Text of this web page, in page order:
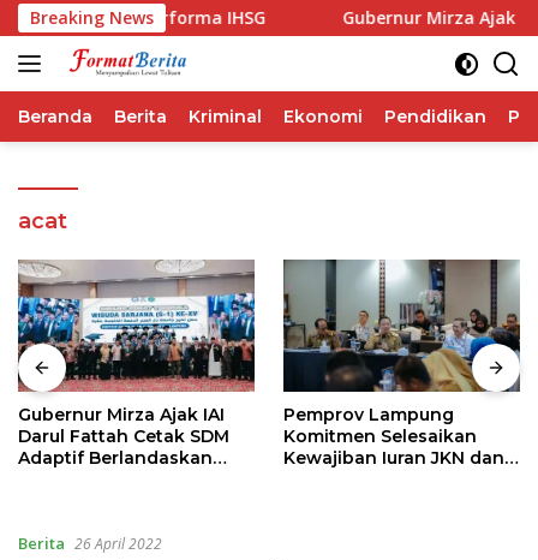
Langsung
ke
konten
Breaking News
Ungguli Performa IHSG Gubernur Mirza Ajak IAI
Beranda Berita Kriminal Ekonomi Pendidikan
acat
Gubernur Mirza Ajak IAI
Darul Fattah Cetak SDM
Adaptif Berlandaskan
Pemprov Lampung
Komitmen Selesaikan
Kewajiban Iuran JKN dan
Berita 26 April 2022